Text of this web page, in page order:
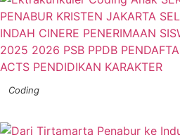
Coding